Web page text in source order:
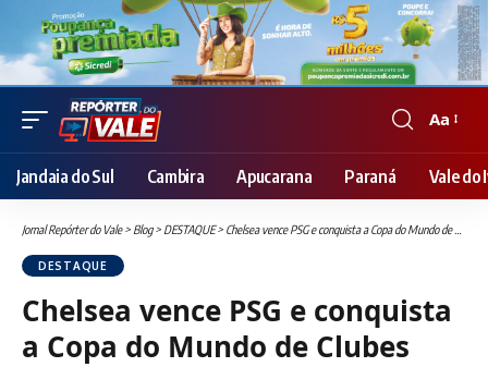
Font
Resizer
Aa
Jandaia do Sul Cambira Apucarana Paraná Vale do
Jornal Repórter do Vale> Blog> DESTAQUE> Chelsea vence PSG e conquista a Copa do Mundo de Clubes
DESTAQUE
Chelsea vence PSG e conquista
a Copa do Mundo de Clubes